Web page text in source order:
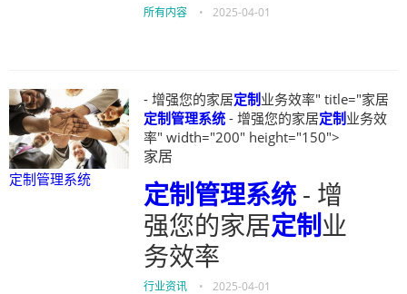
所有内容 • 2025-04-01
定制管理系统
- 增强您的家居定制 业务效率" title="家居
定制管理系统 - 增强您的家居定制 业务效
率" width="200" height="150">
家居
定制管理系统 - 增
强您的家居定制业
务效率
行业资讯 • 2025-04-01